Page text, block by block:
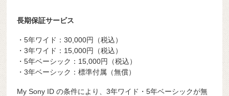
長期保証サービス
・5年ワイド：30,000円（税込）
・3年ワイド：15,000円（税込）
・5年ベーシック：15,000円（税込）
・3年ベーシック：標準付属（無償）
My Sony ID の条件により、3年ワイド・5年ベーシックが無